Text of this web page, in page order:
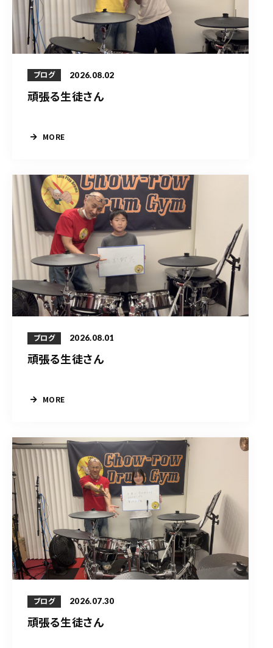
ブログ 2026.08.02
頑張る生徒さん
MORE
ブログ 2026.08.01
頑張る生徒さん
MORE
ブログ 2026.07.30
頑張る生徒さん